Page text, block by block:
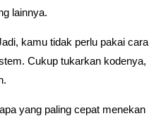
lainnya.
kamu tidak perlu pakai cara
Cukup tukarkan kodenya,
yang paling cepat menekan